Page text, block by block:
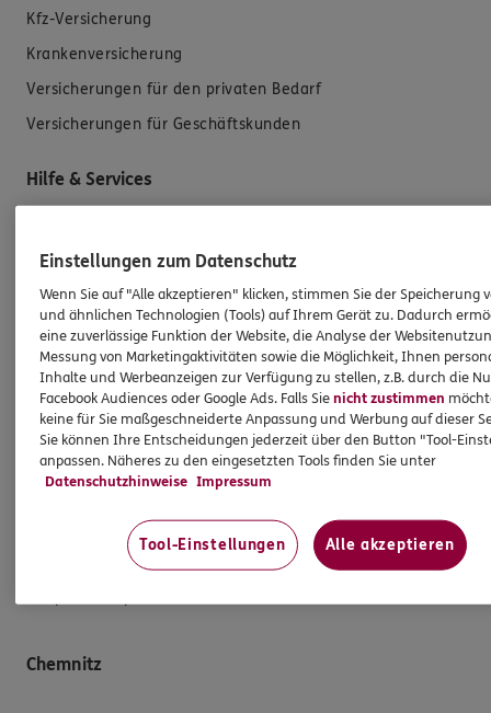
Kfz-Versicherung
Krankenversicherung
Versicherungen für den privaten Bedarf
Versicherungen für Geschäftskunden
Hilfe & Services
Schaden melden
Erstkontaktinformationen
EU-Offenlegungsvereinbarung
Datenverarbeitung
Das könnte Sie auch interessieren
Unsere Agentur
Chemnitz
Einstellungen zum Datenschutz
Wenn Sie auf "Alle akzeptieren" klicken, stimmen Sie der Speicherung
und ähnlichen Technologien (Tools) auf Ihrem Gerät zu. Dadurch
eine zuverlässige Funktion der Website, die Analyse der
Messung von Marketingaktivitäten sowie die Möglichkeit, Ihnen
Inhalte und Werbeanzeigen zur Verfügung zu stellen, z.B. durch die
Facebook Audiences oder Google Ads. Falls Sienicht zustimmen
keine für Sie maßgeschneiderte Anpassung und Werbung auf dieser
Sie können Ihre Entscheidungen jederzeit über den Button "Tool-
anpassen. Näheres zu den eingesetzten Tools finden Sie unter
Datenschutzhinweise Impressum
Tool-Einstellungen Alle akzeptieren